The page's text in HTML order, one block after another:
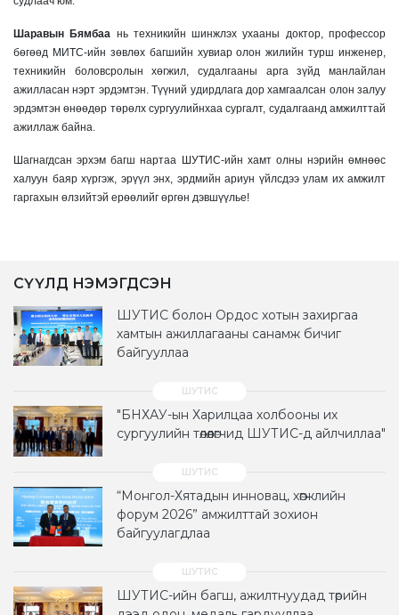
Шаравын Бямбаа нь техникийн шинжлэх ухааны доктор, профессор
бөгөөд МИТС-ийн зөвлөх багшийн хувиар олон жилийн турш инженер,
техникийн боловсролын хөгжил, судалгааны арга зүйд манлайлан
ажилласан нэрт эрдэмтэн. Түүний удирдлага дор хамгаалсан олон залуу
эрдэмтэн өнөөдөр төрөлх сургуулийнхаа сургалт, судалгаанд амжилттай
ажиллаж байна.
Шагнагдсан эрхэм багш нартаа ШУТИС-ийн хамт олны нэрийн өмнөөс
халуун баяр хүргэж, эрүүл энх, эрдмийн ариун үйлсдээ улам их амжилт
гаргахын өлзийтэй ерөөлийг өргөн дэвшүүлье!
СҮҮЛД НЭМЭГДСЭН
ШУТИС болон Ордос хотын захиргаа
хамтын ажиллагааны санамж бичиг
байгууллаа
"БНХАУ-ын Харилцаа холбооны их
сургуулийн төлөөлөгчид ШУТИС-д айлчиллаа"
“Монгол-Хятадын инновац, хөгжлийн
форум 2026” амжилттай зохион
байгуулагдлаа
ШУТИС-ийн багш, ажилтнуудад төрийн